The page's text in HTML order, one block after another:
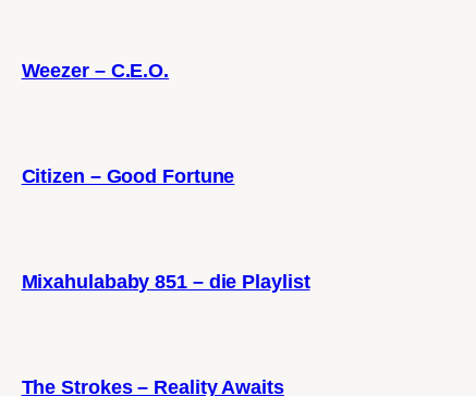
Weezer – C.E.O.
Citizen – Good Fortune
Mixahulababy 851 – die Playlist
The Strokes – Reality Awaits